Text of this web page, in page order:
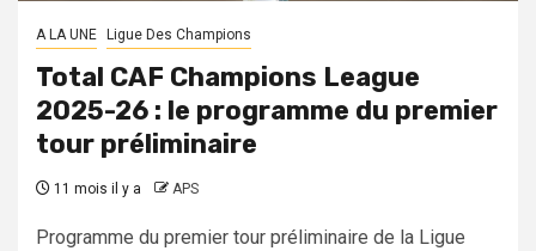
A LA UNE Ligue Des Champions
Total CAF Champions League
2025-26 : le programme du premier
tour préliminaire
11 mois il y a APS
Programme du premier tour préliminaire de la Ligue